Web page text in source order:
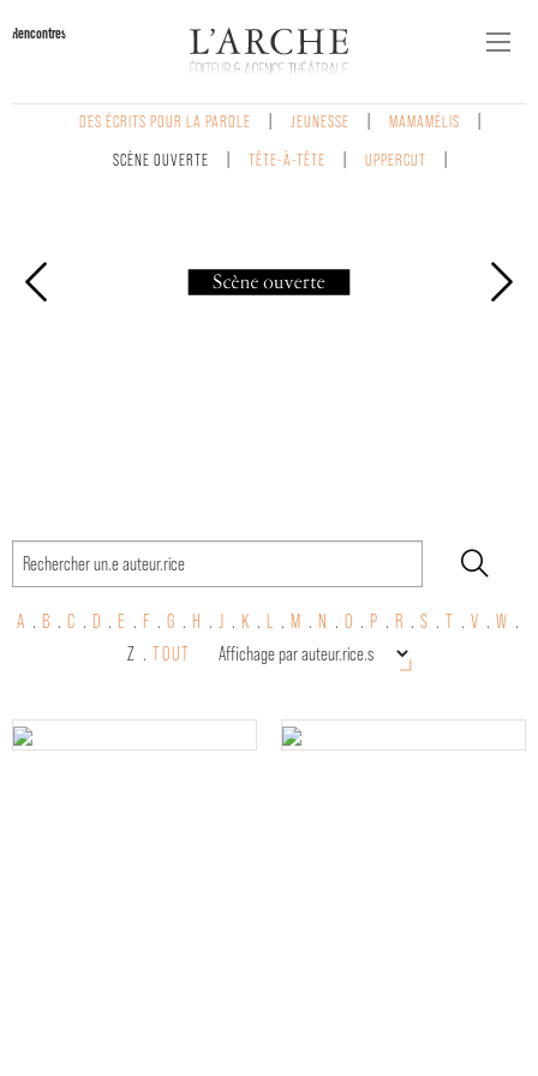
Rencontres
DES ÉCRITS POUR LA PAROLE JEUNESSE
MAMAMÉLIS
SCÈNE OUVERTE
TÊTE-À-TÊTE UPPERCUT
A . B . C . D . E . F . G . H . J . K . . M . N . O . P . R . S . T . V . W .
Z . TOUT